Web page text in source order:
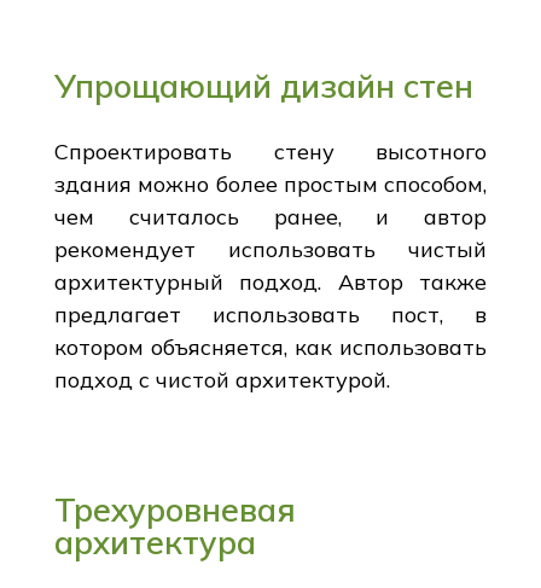
Упрощающий дизайн стен
Спроектировать стену высотного
здания можно более простым способом,
чем считалось ранее, и автор
рекомендует использовать чистый
архитектурный подход. Автор также
предлагает использовать пост, в
котором объясняется, как использовать
подход с чистой архитектурой.
Трехуровневая
архитектура